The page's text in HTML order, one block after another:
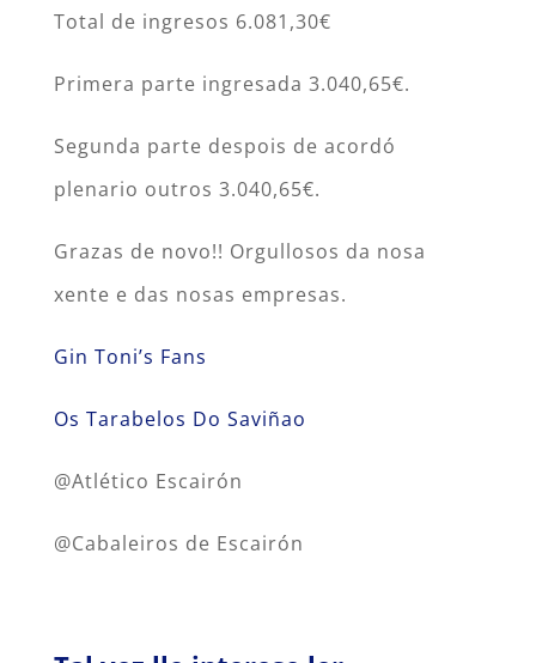
Total de ingresos 6.081,30€
Primera parte ingresada 3.040,65€.
Segunda parte despois de acordó
plenario outros 3.040,65€.
Grazas de novo!! Orgullosos da nosa
xente e das nosas empresas.
Gin Toni’s Fans
Os Tarabelos Do Saviñao
@Atlético Escairón
@Cabaleiros de Escairón